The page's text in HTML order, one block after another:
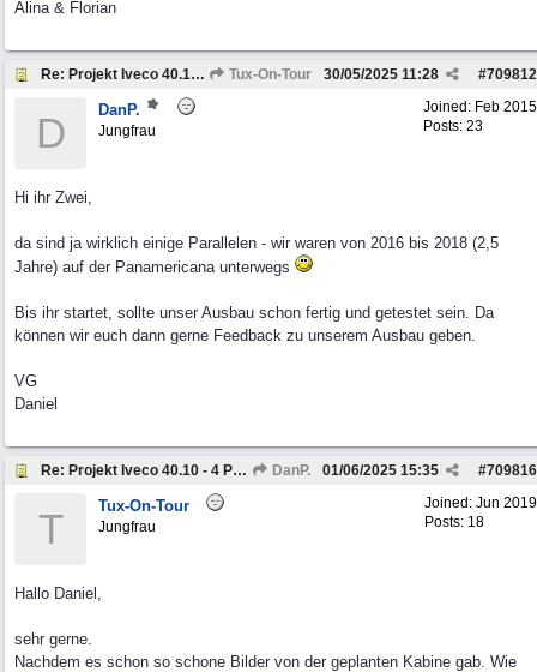
Alina & Florian
Re: Projekt Iveco 40.10 - 4 Personen Camper Tux-On-Tour #709812
30/05/2025 11:28
Joined: Feb 2015
Posts: 23
D DanP.
Jungfrau
Hi ihr Zwei,
da sind ja wirklich einige Parallelen - wir waren von 2016 bis 2018 (2,5
Jahre) auf der Panamericana unterwegs
Bis ihr startet, sollte unser Ausbau schon fertig und getestet sein. Da
können wir euch dann gerne Feedback zu unserem Ausbau geben.
VG
Daniel
Re: Projekt Iveco 40.10 - 4 Personen Camper DanP. #709816
01/06/2025 15:35
Joined: Jun 2019
Posts: 18
T Tux-On-Tour
Jungfrau
Hallo Daniel,
sehr gerne.
Nachdem es schon so schone Bilder von der geplanten Kabine gab. Wie